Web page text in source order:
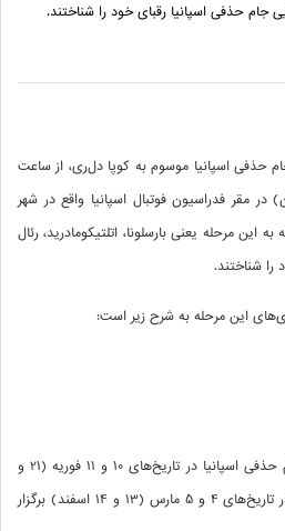
جام حذفی اسپانیا رقبای خود را شناختند.
حذفی اسپانیا موسوم به کوپا دل‌ری، از ساعت
در مقر فدراسیون فوتبال اسپانیا واقع در شهر
این مرحله یعنی بارسلونا، اتلتیکومادرید، رئال
را شناختند.
این مرحله به شرح زیر است:
بازی‌های رفت مرحله نیمه‌نهایی جام حذفی اسپانیا در تاریخ‌های 10 و 11 فوریه (21 و
22 بهمن) و بازی‌های برگشت نیز در تاریخ‌های 4 و 5 مارس (13 و 14 اسفند) برگزار